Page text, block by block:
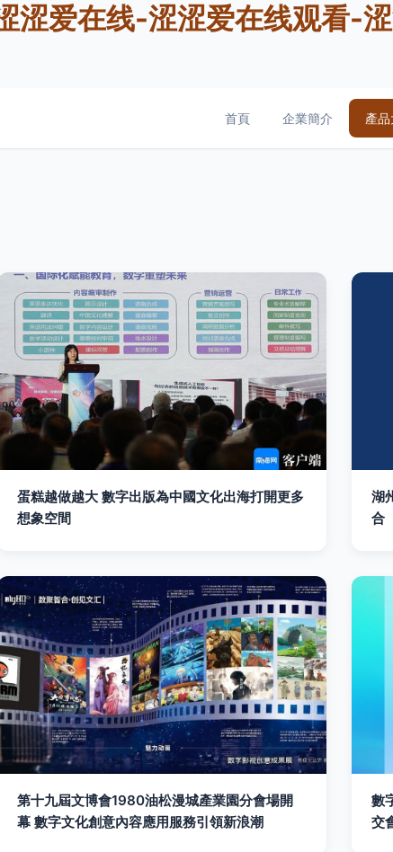
爱在线-涩涩爱在线观看-
首頁 企業簡介 產
蛋糕越做越大 數字出版為中國文化出海打開更多
想象空間
湖
合
第十九屆文博會1980油松漫城產業園分會場開
幕 數字文化創意內容應用服務引領新浪潮
數
交